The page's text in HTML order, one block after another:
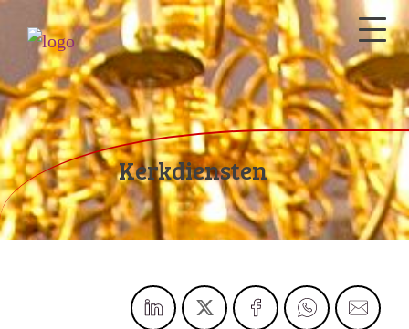
Kerkdiensten